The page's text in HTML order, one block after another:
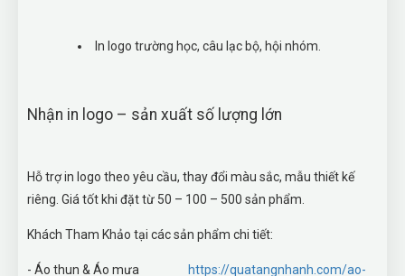
In logo trường học, câu lạc bộ, hội nhóm.
Nhận in logo – sản xuất số lượng lớn
Hỗ trợ in logo theo yêu cầu, thay đổi màu sắc, mẫu thiết kế
riêng. Giá tốt khi đặt từ 50 – 100 – 500 sản phẩm.
Khách Tham Khảo tại các sản phẩm chi tiết:
- Áo thun & Áo mưa
https://quatangnhanh.com/ao-